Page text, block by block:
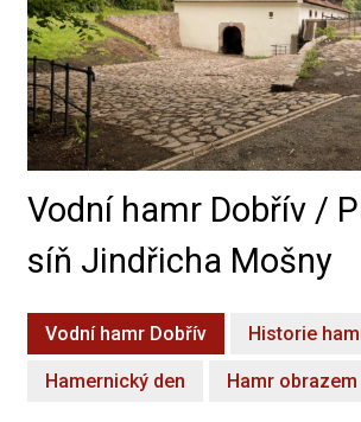
Vodní hamr Dobřív /
síň Jindřicha Mošny
Vodní hamr Dobřív Historie
Hamernický den Hamr obrazem